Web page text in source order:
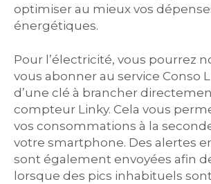
optimiser au mieux vos
énergétiques.
Pour l’électricité, vous pourrez
vous abonner au service Conso
d’une clé à brancher
compteur Linky. Cela vous
vos consommations à la
votre smartphone. Des alertes
sont également envoyées afin
lorsque des pics inhabituels